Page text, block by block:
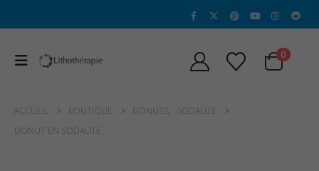
0
ACCUEIL BOUTIQUE DONUTS, SODALITE
DONUT EN SODALITE